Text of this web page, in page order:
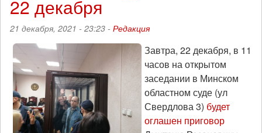
порядка
и
хаоса»,
эпизод
35
(27
декабря
2021)
22 декабря
21 декабря, 2021 - 23:23 - Редакция
Завтра, 22 декабря, в 11
часов на открытом
заседании в Минском
областном суде (ул
Свердлова 3) будет
оглашен приговор